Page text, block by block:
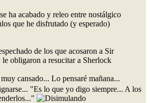
ha acabado y releo entre nostálgico
que he disfrutado (y esperado)
de los que acosaron a Sir
obligaron a resucitar a Sherlock
cansado... Lo pensaré mañana...
"Es lo que yo digo siempre... A los